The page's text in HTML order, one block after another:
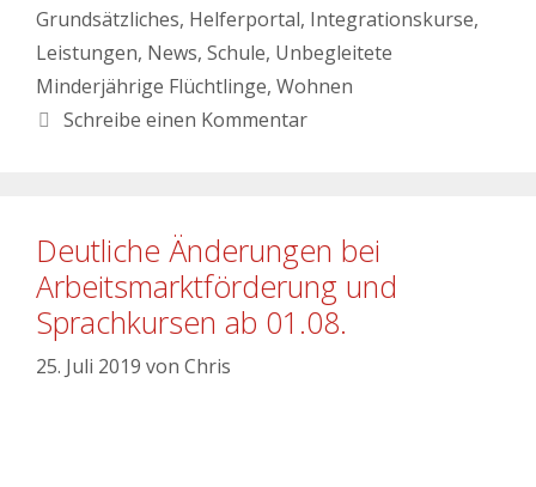
Grundsätzliches, Helferportal, Integrationskurse,
Leistungen, News, Schule, Unbegleitete
Minderjährige Flüchtlinge, Wohnen
Schreibe einen Kommentar
Deutliche Änderungen bei
Arbeitsmarktförderung und
Sprachkursen ab 01.08.
25. Juli 2019 von Chris